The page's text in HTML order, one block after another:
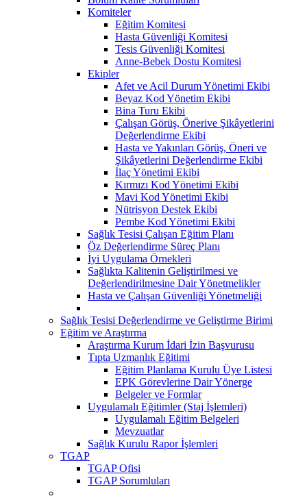
Komiteler
Eğitim Komitesi
Hasta Güvenliği Komitesi
Tesis Güvenliği Komitesi
Anne-Bebek Dostu Komitesi
Ekipler
Afet ve Acil Durum Yönetimi Ekibi
Beyaz Kod Yönetim Ekibi
Bina Turu Ekibi
Çalışan Görüş, Önerive Şikâyetlerini
Değerlendirme Ekibi
Hasta ve Yakınları Görüş, Öneri ve
Şikâyetlerini Değerlendirme Ekibi
İlaç Yönetimi Ekibi
Kırmızı Kod Yönetimi Ekibi
Mavi Kod Yönetimi Ekibi
Nütrisyon Destek Ekibi
Pembe Kod Yönetimi Ekibi
Sağlık Tesisi Çalışan Eğitim Planı
Öz Değerlendirme Süreç Planı
İyi Uygulama Örnekleri
Sağlıkta Kalitenin Geliştirilmesi ve
Değerlendirilmesine Dair Yönetmelikler
Hasta ve Çalışan Güvenliği Yönetmeliği
Sağlık Tesisi Değerlendirme ve Geliştirme Birimi
Eğitim ve Araştırma
Araştırma Kurum İdari İzin Başvurusu
Tıpta Uzmanlık Eğitimi
Eğitim Planlama Kurulu Üye Listesi
EPK Görevlerine Dair Yönerge
Belgeler ve Formlar
Uygulamalı Eğitimler (Staj İşlemleri)
Uygulamalı Eğitim Belgeleri
Mevzuatlar
Sağlık Kurulu Rapor İşlemleri
TGAP
TGAP Ofisi
TGAP Sorumluları